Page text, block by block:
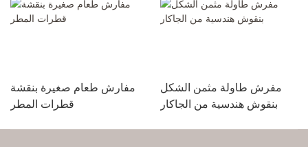
مفارش طعام صغيرة بنقشة
قطرات المطر
مفرش طاولة مثمن الشكل
بنقوش هندسية من الجاكار